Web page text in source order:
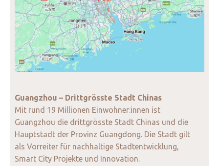
Guangzhou – Drittgrösste Stadt Chinas
Mit rund 19 Millionen Einwohner:innen ist
Guangzhou die drittgrösste Stadt Chinas und die
Hauptstadt der Provinz Guangdong. Die Stadt gilt
als Vorreiter für nachhaltige Stadtentwicklung,
Smart City Projekte und Innovation.